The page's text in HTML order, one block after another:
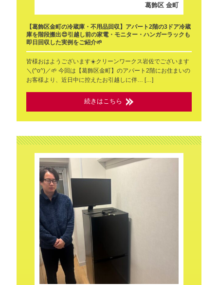
葛飾区 金町
【葛飾区金町の冷蔵庫・不用品回収】アパート2階の3ドア冷蔵
庫を階段搬出😍引越し前の家電・モニター・ハンガーラックも
即日回収した実例をご紹介🌱
皆様おはようございます☀️クリーンワークス岩佐でございます
＼(^o^)／🌱 今回は【葛飾区金町】のアパート2階にお住まいの
お客様より、近日中に控えたお引越しに伴… […]
続きはこちら